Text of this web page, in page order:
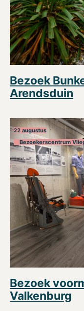
Bezoek
Arendsduin
22 augustus
Bezoekerscentrum
Bezoek
Valkenburg